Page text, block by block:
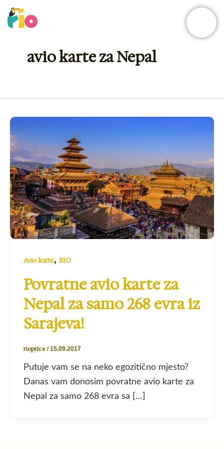
Skip
to
avio karte za Nepal
Avio karte, RIO
Povratne avio karte za
Nepal za samo 268 evra iz
Sarajeva!
rioprice /15.09.2017
Putuje vam se na neko egozitično mjesto?
Danas vam donosim povratne avio karte za
Nepal za samo 268 evra sa […]